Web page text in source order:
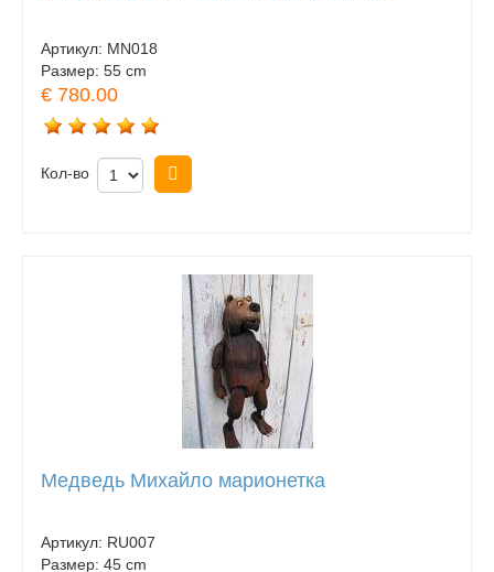
Артикул: MN018
Размер: 55 cm
€ 780.00
Кол-во
Медведь Михайло марионетка
Артикул: RU007
Размер: 45 cm